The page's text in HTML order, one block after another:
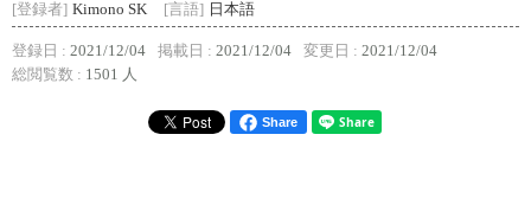
[登録者] Kimono SK [言語] 日本語
登録日 : 2021/12/04 掲載日 : 2021/12/04 変更日 : 2021/12/04
総閲覧数 : 1501 人
Share